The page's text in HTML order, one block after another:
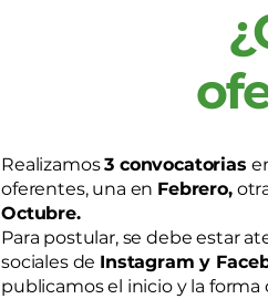
Realizamos3 convocatorias
oferentes, una en Febrero,
Octubre.
Para postular, se debe estar
sociales de Instagram y
publicamos el inicio y la